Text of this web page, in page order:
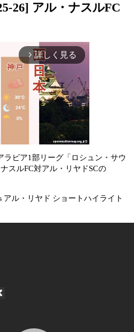
26] アル・ナスルFC
arrow_forward_ios 詳しく見る
ビア1部リーグ「ロシュン・サウ
スルFC対アル・リヤドSCの
ル・リヤド ショートハイライト